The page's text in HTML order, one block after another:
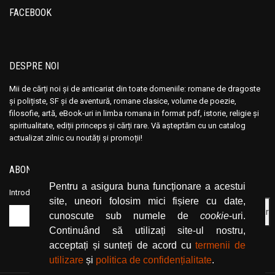
Pentru a asigura buna funcționare a acestui
site, uneori folosim mici fișiere cu date,
cunoscute sub numele de cookie-uri.
Continuând să utilizați site-ul nostru,
acceptați și sunteți de acord cutermenii de
utilizare și politica de confidențialitate.
Anca Dan
Andocide
Andre Bejin
Andre Felibien
Andre Leroi-Gourhan
Andre Malraux
Andre Maurois
Andre Miquel
Anca Dan
Andocide
Andre Bejin
Andre Felibien
Andre Leroi-Gourhan
Andre Malraux
Andre Maurois
Andre Miquel
FACEBOOK
DESPRE NOI
Mii de cărți noi și de anticariat din toate domeniile: romane de dragoste
și polițiste, SF și de aventură, romane clasice, volume de poezie,
filosofie, artă, eBook-uri in limba romana in format pdf, istorie, religie și
spiritualitate, ediții princeps și cărți rare. Vă așteptăm cu un catalog
actualizat zilnic cu noutăți și promoții!
ABONEAZĂ-TE LA NEWSLETTER
Introduceți adresa dvs. de email și dați click pe butonul de abonare.